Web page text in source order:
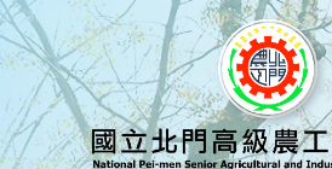
跳
轉
主
要